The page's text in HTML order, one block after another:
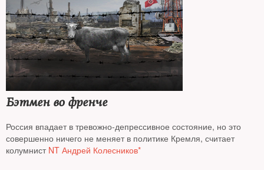
Бэтмен во френче
Россия впадает в тревожно-депрессивное состояние, но это
совершенно ничего не меняет в политике Кремля, считает
колумнист NT Андрей Колесников*